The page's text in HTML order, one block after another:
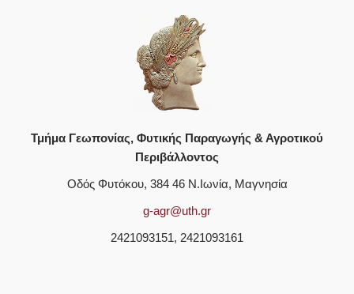
Τμήμα Γεωπονίας, Φυτικής Παραγωγής & Αγροτικού
Περιβάλλοντος
Οδός Φυτόκου, 384 46 Ν.Ιωνία, Μαγνησία
g-agr@uth.gr
2421093151, 2421093161